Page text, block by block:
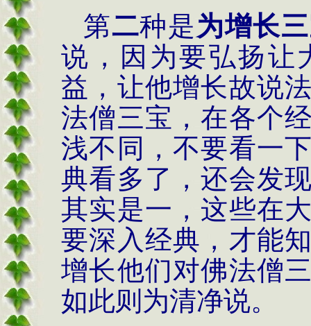
第二种是为增长
说，因为要弘扬让
益，让他增长故说
法僧三宝，在各个
浅不同，不要看一
典看多了，还会发
其实是一，这些在
要深入经典，才能
增长他们对佛法僧
如此则为清净说。